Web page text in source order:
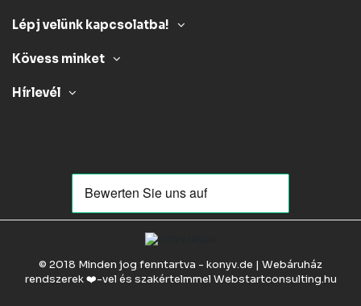
Lépj velünk kapcsolatba!
Kövess minket
Hírlevél
© 2018 Minden jog fenntartva - konyv.de | Webáruház
rendszerek ❤️-vel és szakértelmmel Webstartconsulting.hu